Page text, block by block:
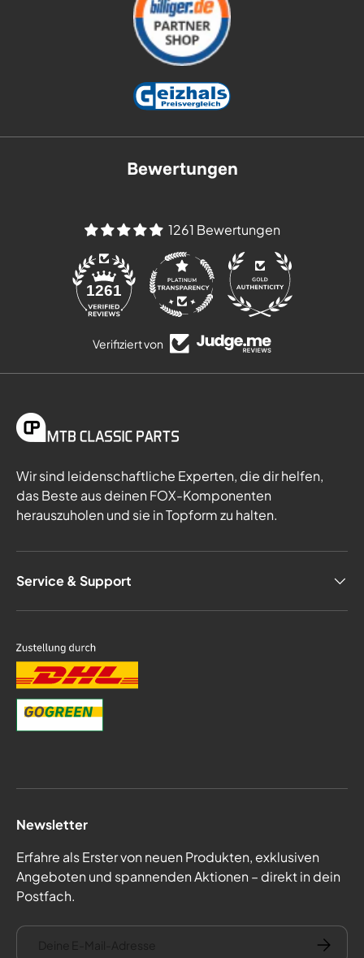
Bewertungen
1261 Bewertungen
1261
Verifiziert von
Wir sind leidenschaftliche Experten, die dir helfen,
das Beste aus deinen FOX-Komponenten
herauszuholen und sie in Topform zu halten.
Service & Support
Newsletter
Erfahre als Erster von neuen Produkten, exklusiven
Angeboten und spannenden Aktionen – direkt in dein
Postfach.
E-Mail